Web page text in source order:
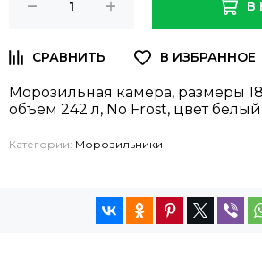
В
Морозильная камера, размеры
объем 242 л, No Frost, цвет белый
Категории: Морозильники